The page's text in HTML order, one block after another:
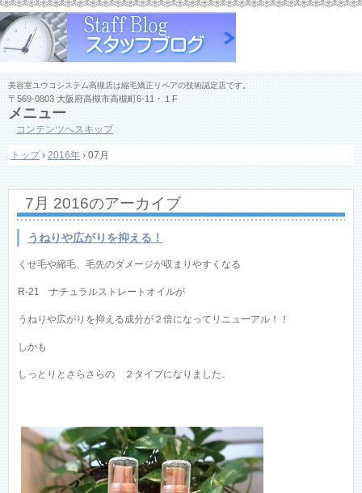
美容室ユウコシステム高槻店は縮毛矯正リペアの技術認定店です。
〒569-0803 大阪府高槻市高槻町6-11・１F
メニュー
コンテンツへスキップ
トップ › 2016年 › 07月
7月 2016のアーカイブ
うねりや広がりを抑える！
くせ毛や縮毛、毛先のダメージが収まりやすくなる
R-21 ナチュラルストレートオイルが
うねりや広がりを抑える成分が２倍になってリニューアル！！
しかも
しっとりとさらさらの ２タイプになりました。